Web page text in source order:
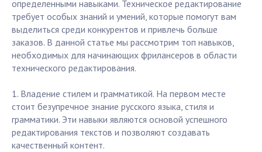
определенными навыками. Техническое редактирование
требует особых знаний и умений, которые помогут вам
выделиться среди конкурентов и привлечь больше
заказов. В данной статье мы рассмотрим топ навыков,
необходимых для начинающих фрилансеров в области
технического редактирования.
1. Владение стилем и грамматикой. На первом месте
стоит безупречное знание русского языка, стиля и
грамматики. Эти навыки являются основой успешного
редактирования текстов и позволяют создавать
качественный контент.